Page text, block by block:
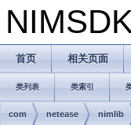
首页 相关页面
类列表 类索引
com netease nimlib